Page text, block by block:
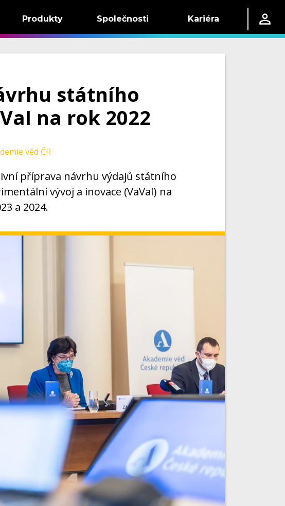
Produkty Společnosti Kariéra
státního
na rok 2022
věd ČR
příprava návrhu výdajů státního
vývoj a inovace (VaVaI) na
a 2024.